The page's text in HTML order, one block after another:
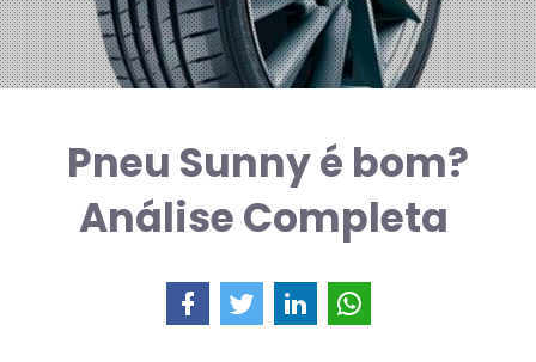
Pneu Sunny é bom?
Análise Completa